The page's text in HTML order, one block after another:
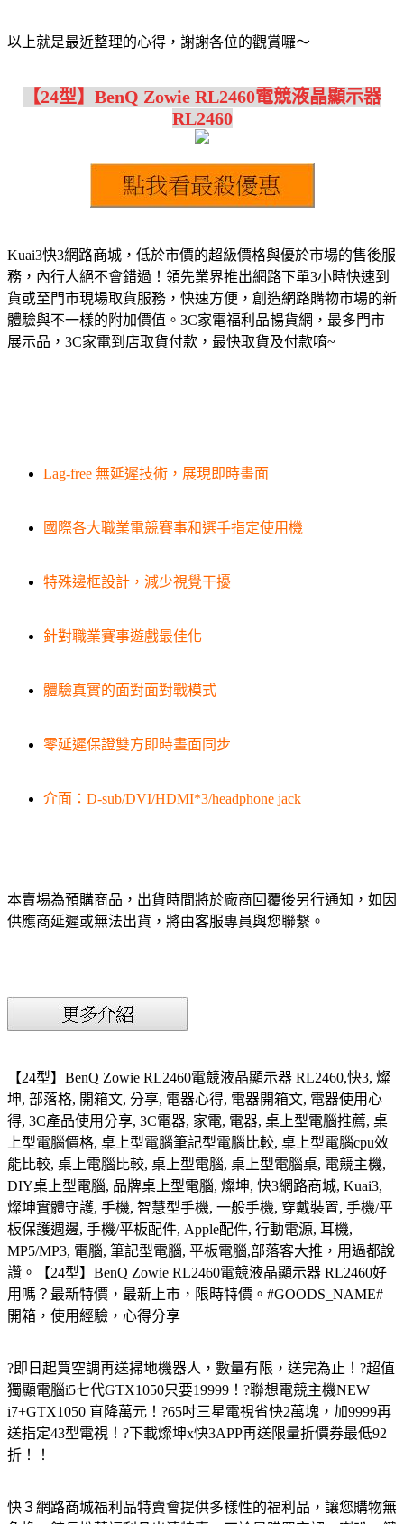
以上就是最近整理的心得，謝謝各位的觀賞囉～
【24型】BenQ Zowie RL2460電競液晶顯示器
RL2460
Kuai3快3網路商城，低於市價的超級價格與優於市場的售後服
務，內行人絕不會錯過！領先業界推出網路下單3小時快速到
貨或至門市現場取貨服務，快速方便，創造網路購物市場的新
體驗與不一樣的附加價值。3C家電福利品暢貨網，最多門市
展示品，3C家電到店取貨付款，最快取貨及付款唷~
Lag-free 無延遲技術，展現即時畫面
國際各大職業電競賽事和選手指定使用機
特殊邊框設計，減少視覺干擾
針對職業賽事遊戲最佳化
體驗真實的面對面對戰模式
零延遲保證雙方即時畫面同步
介面：D-sub/DVI/HDMI*3/headphone jack
本賣場為預購商品，出貨時間將於廠商回覆後另行通知，如因
供應商延遲或無法出貨，將由客服專員與您聯繫。
【24型】BenQ Zowie RL2460電競液晶顯示器 RL2460,快3, 燦
坤, 部落格, 開箱文, 分享, 電器心得, 電器開箱文, 電器使用心
得, 3C產品使用分享, 3C電器, 家電, 電器, 桌上型電腦推薦, 桌
上型電腦價格, 桌上型電腦筆記型電腦比較, 桌上型電腦cpu效
能比較, 桌上電腦比較, 桌上型電腦, 桌上型電腦桌, 電競主機,
DIY桌上型電腦, 品牌桌上型電腦, 燦坤, 快3網路商城, Kuai3,
燦坤實體守護, 手機, 智慧型手機, 一般手機, 穿戴裝置, 手機/平
板保護週邊, 手機/平板配件, Apple配件, 行動電源, 耳機,
MP5/MP3, 電腦, 筆記型電腦, 平板電腦,部落客大推，用過都說
讚。【24型】BenQ Zowie RL2460電競液晶顯示器 RL2460好
用嗎？最新特價，最新上市，限時特價。#GOODS_NAME#
開箱，使用經驗，心得分享
?即日起買空調再送掃地機器人，數量有限，送完為止！?超值
獨顯電腦i5七代GTX1050只要19999！?聯想電競主機NEW
i7+GTX1050 直降萬元！?65吋三星電視省快2萬塊，加9999再
送指定43型電視！?下載燦坤x快3APP再送限量折價券最低92
折！！
快３網路商城福利品特賣會提供多樣性的福利品，讓您購物無